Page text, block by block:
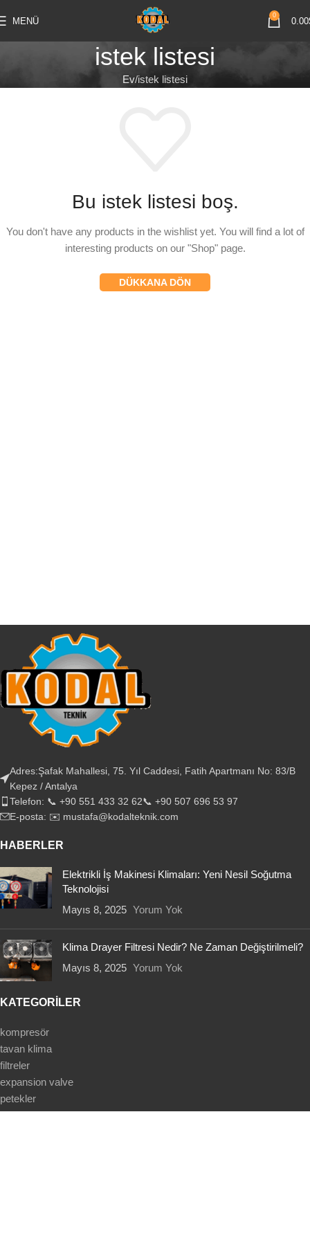
MENÜ
0
0.00
istek listesi
Ev istek listesi
Bu istek listesi boş.
You don't have any products in the wishlist yet. You will find a lot of
interesting products on our "Shop" page.
DÜKKANA DÖN
Adres:Şafak Mahallesi, 75. Yıl Caddesi, Fatih Apartmanı No: 83/B
Kepez / Antalya
Telefon: 📞 +90 551 433 32 62📞 +90 507 696 53 97
E-posta: ✉️ mustafa@kodalteknik.com
HABERLER
Elektrikli İş Makinesi Klimaları: Yeni Nesil Soğutma
Teknolojisi
Mayıs 8, 2025 Yorum Yok
Klima Drayer Filtresi Nedir? Ne Zaman Değiştirilmeli?
Mayıs 8, 2025 Yorum Yok
KATEGORİLER
kompresör
tavan klima
filtreler
expansion valve
petekler
kondenser